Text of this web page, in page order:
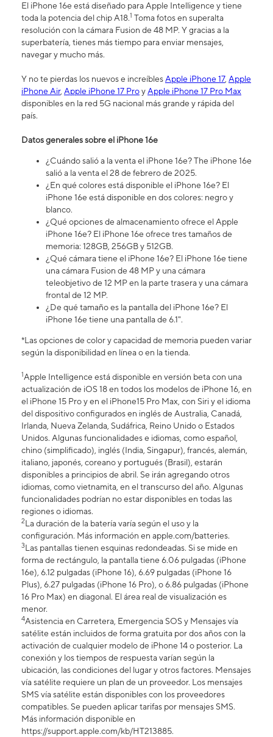
El iPhone 16e está diseñado para Apple Intelligence y tiene
toda la potencia del chip A18.1 Toma fotos en superalta
resolución con la cámara Fusion de 48 MP. Y gracias a la
superbatería, tienes más tiempo para enviar mensajes,
navegar y mucho más.
Y no te pierdas los nuevos e increíblesApple iPhone 17, Apple
iPhone Air, Apple iPhone 17 ProyApple iPhone 17 Pro Max
disponibles en la red 5G nacional más grande y rápida del
país.
Datos generales sobre el iPhone 16​​​​​​​e
¿Cuándo salió a la venta el iPhone 16​​​​​​​e? The iPhone 16e
salió a la venta el 28 de febrero de 2025.
¿En qué colores está disponible el iPhone 16e? El
iPhone 16e está disponible en dos colores: negro y
blanco.
¿Qué opciones de almacenamiento ofrece el Apple
iPhone 16e? El iPhone 16e ofrece tres tamaños de
memoria: 128GB, 256GB y 512GB.
¿Qué cámara tiene el iPhone 16e? El iPhone 16e tiene
una cámara Fusion de 48 MP y una cámara
teleobjetivo de 12 MP en la parte trasera y una cámara
frontal de 12 MP.
¿De qué tamaño es la pantalla del iPhone 16e? El
iPhone 16e tiene una pantalla de 6.1".
*Las opciones de color y capacidad de memoria pueden variar
según la disponibilidad en línea o en la tienda.
1Apple Intelligence está disponible en versión beta con una
actualización de iOS 18 en todos los modelos de iPhone 16, en
el iPhone 15 Pro y en el iPhone15 Pro Max, con Siri y el idioma
del dispositivo configurados en inglés de Australia, Canadá,
Irlanda, Nueva Zelanda, Sudáfrica, Reino Unido o Estados
Unidos. Algunas funcionalidades e idiomas, como español,
chino (simplificado), inglés (India, Singapur), francés, alemán,
italiano, japonés, coreano y portugués (Brasil), estarán
disponibles a principios de abril. Se irán agregando otros
idiomas, como vietnamita, en el transcurso del año. Algunas
funcionalidades podrían no estar disponibles en todas las
regiones o idiomas.
2La duración de la batería varía según el uso y la
configuración. Más información en apple.com/batteries.
3Las pantallas tienen esquinas redondeadas. Si se mide en
forma de rectángulo, la pantalla tiene 6.06 pulgadas (iPhone
16e), 6.12 pulgadas (iPhone 16), 6.69 pulgadas (iPhone 16
Plus), 6.27 pulgadas (iPhone 16 Pro), o 6.86 pulgadas (iPhone
16 Pro Max) en diagonal. El área real de visualización es
menor.
4Asistencia en Carretera, Emergencia SOS y Mensajes vía
satélite están incluidos de forma gratuita por dos años con la
activación de cualquier modelo de iPhone 14 o posterior. La
conexión y los tiempos de respuesta varían según la
ubicación, las condiciones del lugar y otros factores. Mensajes
vía satélite requiere un plan de un proveedor. Los mensajes
SMS vía satélite están disponibles con los proveedores
compatibles. Se pueden aplicar tarifas por mensajes SMS.
Más información disponible en
https://support.apple.com/kb/HT213885.